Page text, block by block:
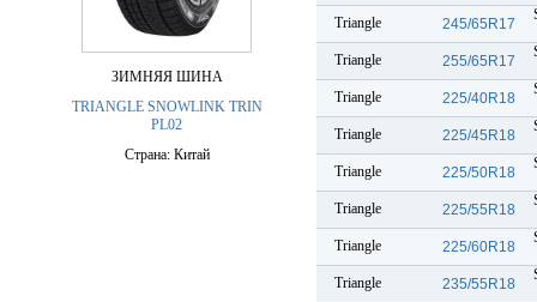
ЗИМНЯЯ ШИНА
TRIANGLE SNOWLINK TRIN
PL02
Страна: Китай
Triangle 245/65R17
Triangle 255/65R17
Triangle 225/40R18
Triangle 225/45R18
Triangle 225/50R18
Triangle 225/55R18
Triangle 225/60R18
Triangle 235/55R18